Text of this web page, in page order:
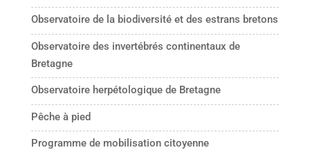
Observatoire de la biodiversité et des estrans bretons
Observatoire des invertébrés continentaux de
Bretagne
Observatoire herpétologique de Bretagne
Pêche à pied
Programme de mobilisation citoyenne